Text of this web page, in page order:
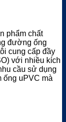
phẩm chất
đường ống
cung cấp đầy
với nhiều kích
cầu sử dụng
ống uPVC mà